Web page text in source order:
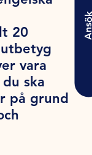
20
vara
ska
på grund